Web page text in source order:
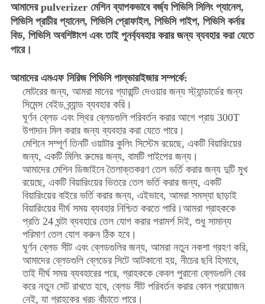
আমাদের pulverizer মেশিন ব্যাপকভাবে বর্জ্য পিভিসি সিলিং প্যানেল,
পিভিসি প্রাচীর প্যানেল, পিভিসি প্রোফাইল, পিভিসি পাইপ, পিভিসি কর্নার
বিড, পিভিসি অবশিষ্টাংশ এবং তাই পুনর্ব্যবহার করার জন্য ব্যবহার করা যেতে
পারে।
আমাদের এমএফ সিরিজ পিভিসি পাল্ভারাইজার সম্পর্কে:
মোটরের জন্য, আমরা মানের গ্যারান্টি দেওয়ার জন্য স্ট্যান্ডার্ডের জন্য
সিমেন্স বেইড ব্র্যান্ড ব্যবহার করি।
ঘূর্ণন ব্লেড এবং স্থির ব্লেডগুলি পরিবর্তন করার আগে প্রায় 300T
উপাদান মিল করার জন্য ব্যবহার করা যেতে পারে।
মেশিনে সম্পূর্ণ তিনটি ওয়াটার কুলিং সিস্টেম রয়েছে, একটি বিয়ারিংয়ের
জন্য, একটি মিলিং রুমের জন্য, বামটি পাইপের জন্য।
আমাদের মেশিন ডিজাইনে তৈলাক্তকরণ তেল ভর্তি করার জন্য দুটি মুখ
রয়েছে, একটি বিয়ারিংয়ের ভিতরে তেল ভর্তি করার জন্য, একটি
বিয়ারিংয়ের বাইরে ভর্তি করার জন্য, এইভাবে, আমরা সমস্যা ছাড়াই
বিয়ারিংয়ের দীর্ঘ সময় ব্যবহার নিশ্চিত করতে পারি।আমরা গ্রাহককে
প্রতি 24 ঘন্টা ব্যবহারে তেল যোগ করার পরামর্শ দিই, শুধু সামান্য
পরিমাণ তেল যোগ করুন ঠিক হবে।
ঘূর্ণন ব্লেড সীট এবং ব্লেডগুলির জন্য, আমরা নতুন নকশা গ্রহণ করি,
আমাদের ব্লেডগুলি ব্লেডের সিটে আটকানো হয়, নীচের ছবি হিসাবে,
তাই দীর্ঘ সময় ব্যবহারের পরে, গ্রাহককে কেবল পুরানো ব্লেডগুলি বের
করে নতুন সেট রাখতে হবে, ব্লেড সীট পরিবর্তন করার কোন প্রয়োজন
নেই, যা গ্রাহকের খরচ বাঁচাতে পারে।